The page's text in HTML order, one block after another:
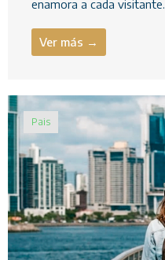
enamora a cada visitante.
Ver más →
Pais